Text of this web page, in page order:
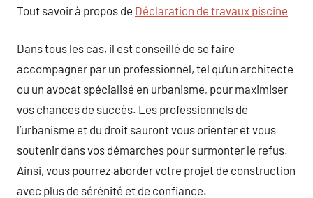
Tout savoir à propos de Déclaration de travaux piscine
Dans tous les cas, il est conseillé de se faire
accompagner par un professionnel, tel qu’un architecte
ou un avocat spécialisé en urbanisme, pour maximiser
vos chances de succès. Les professionnels de
l’urbanisme et du droit sauront vous orienter et vous
soutenir dans vos démarches pour surmonter le refus.
Ainsi, vous pourrez aborder votre projet de construction
avec plus de sérénité et de confiance.